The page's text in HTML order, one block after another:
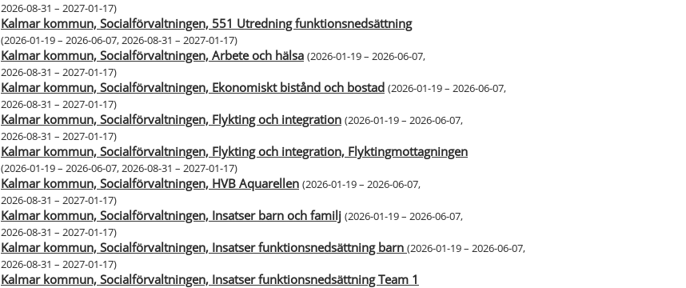
2026-08-31 – 2027-01-17)
Kalmar kommun, Socialförvaltningen, 551 Utredning funktionsnedsättning
(2026-01-19 – 2026-06-07,2026-08-31 – 2027-01-17)
Kalmar kommun, Socialförvaltningen, Arbete och hälsa (2026-01-19 – 2026-06-07,
2026-08-31 – 2027-01-17)
Kalmar kommun, Socialförvaltningen, Ekonomiskt bistånd och bostad (2026-01-19 – 2026-06-07,
2026-08-31 – 2027-01-17)
Kalmar kommun, Socialförvaltningen, Flykting och integration (2026-01-19 – 2026-06-07,
2026-08-31 – 2027-01-17)
Kalmar kommun, Socialförvaltningen, Flykting och integration, Flyktingmottagningen
(2026-01-19 – 2026-06-07,2026-08-31 – 2027-01-17)
Kalmar kommun, Socialförvaltningen, HVB Aquarellen (2026-01-19 – 2026-06-07,
2026-08-31 – 2027-01-17)
Kalmar kommun, Socialförvaltningen, Insatser barn och familj (2026-01-19 – 2026-06-07,
2026-08-31 – 2027-01-17)
Kalmar kommun, Socialförvaltningen, Insatser funktionsnedsättning barn (2026-01-19 – 2026-06-07,
2026-08-31 – 2027-01-17)
Kalmar kommun, Socialförvaltningen, Insatser funktionsnedsättning Team 1